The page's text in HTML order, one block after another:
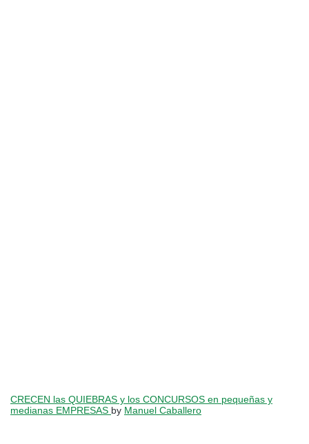
CRECEN las QUIEBRAS y los CONCURSOS en pequeñas y
medianas EMPRESAS by Manuel Caballero